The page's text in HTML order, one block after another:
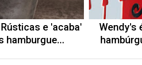
e 'acaba'
hamburgue...
Wendy's